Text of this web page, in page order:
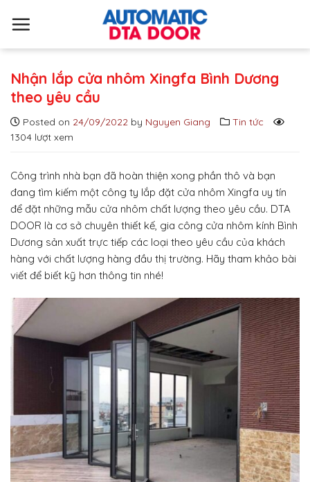
Nhận lắp cửa nhôm Xingfa Bình Dương
theo yêu cầu
Posted on 24/09/2022 by Nguyen Giang
Tin tức
1304 lượt xem
Công trình nhà bạn đã hoàn thiện xong phần thô và bạn
đang tìm kiếm một công ty lắp đặt cửa nhôm Xingfa uy tín
để đặt những mẫu cửa nhôm chất lượng theo yêu cầu. DTA
DOOR là cơ sở chuyên thiết kế, gia công cửa nhôm kính Bình
Dương sản xuất trực tiếp các loại theo yêu cầu của khách
hàng với chất lượng hàng đầu thị trường. Hãy tham khảo bài
viết để biết kỹ hơn thông tin nhé!